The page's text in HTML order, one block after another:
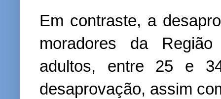
Em contraste, a
moradores da
adultos, entre 25 e
desaprovação, assim